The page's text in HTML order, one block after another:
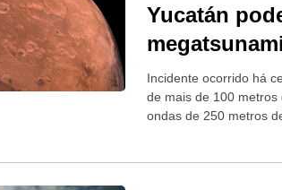
Yucatán
Incidente ocorrido há
de mais de 100
ondas de 250 metros